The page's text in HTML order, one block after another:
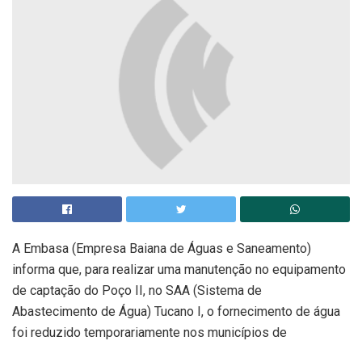
A Embasa (Empresa Baiana de Águas e Saneamento)
informa que, para realizar uma manutenção no equipamento
de captação do Poço II, no SAA (Sistema de
Abastecimento de Água) Tucano I, o fornecimento de água
foi reduzido temporariamente nos municípios de